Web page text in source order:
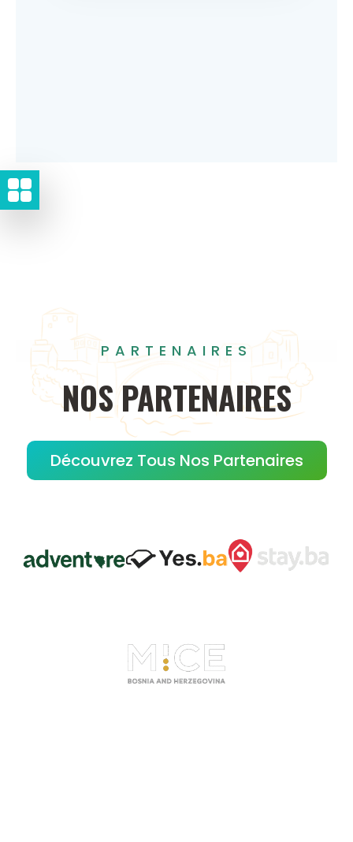
PARTENAIRES
NOS PARTENAIRES
Découvrez Tous Nos Partenaires